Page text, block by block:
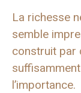
La richesse
semble
construit par
l’importance.